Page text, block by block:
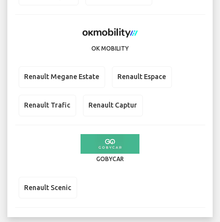
OK MOBILITY
Renault Megane Estate Renault Espace
Renault Trafic Renault Captur
GOBYCAR
Renault Scenic